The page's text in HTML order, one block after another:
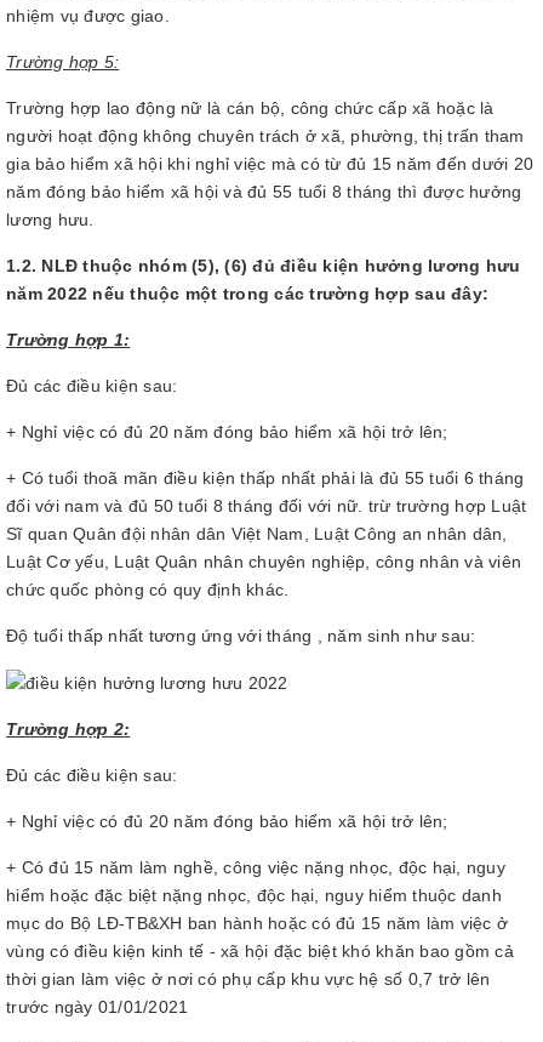
nhiệm vụ được giao.
Trường hợp 5:
Trường hợp lao động nữ là cán bộ, công chức cấp xã hoặc là
người hoạt động không chuyên trách ở xã, phường, thị trấn tham
gia bảo hiểm xã hội khi nghỉ việc mà có từ đủ 15 năm đến dưới 20
năm đóng bảo hiểm xã hội và đủ 55 tuổi 8 tháng thì được hưởng
lương hưu.
1.2. NLĐ thuộc nhóm (5), (6) đủ điều kiện hưởng lương hưu
năm 2022 nếu thuộc một trong các trường hợp sau đây:
Trường hợp 1:
Đủ các điều kiện sau:
+ Nghỉ việc có đủ 20 năm đóng bảo hiểm xã hội trở lên;
+ Có tuổi thoã mãn điều kiện thấp nhất phải là đủ 55 tuổi 6 tháng
đối với nam và đủ 50 tuổi 8 tháng đối với nữ. trừ trường hợp Luật
Sĩ quan Quân đội nhân dân Việt Nam, Luật Công an nhân dân,
Luật Cơ yếu, Luật Quân nhân chuyên nghiệp, công nhân và viên
chức quốc phòng có quy định khác.
Độ tuổi thấp nhất tương ứng với tháng , năm sinh như sau:
Trường hợp 2:
Đủ các điều kiện sau:
+ Nghỉ việc có đủ 20 năm đóng bảo hiểm xã hội trở lên;
+ Có đủ 15 năm làm nghề, công việc nặng nhọc, độc hại, nguy
hiểm hoặc đặc biệt nặng nhọc, độc hại, nguy hiểm thuộc danh
mục do Bộ LĐ-TB&XH ban hành hoặc có đủ 15 năm làm việc ở
vùng có điều kiện kinh tế - xã hội đặc biệt khó khăn bao gồm cả
thời gian làm việc ở nơi có phụ cấp khu vực hệ số 0,7 trở lên
trước ngày 01/01/2021